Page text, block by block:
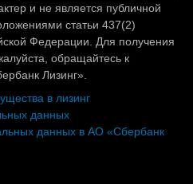
и не является публичной
статьи 437(2)
Федерации. Для получения
обращайтесь к
Лизинг».
в лизинг
данных
данных в АО «Сбербанк